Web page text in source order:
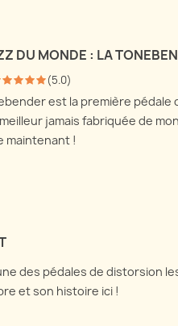
DU MONDE : LA
(5.0)
est la première pédale
jamais fabriquée de
maintenant !
des pédales de distorsion
et son histoire ici !